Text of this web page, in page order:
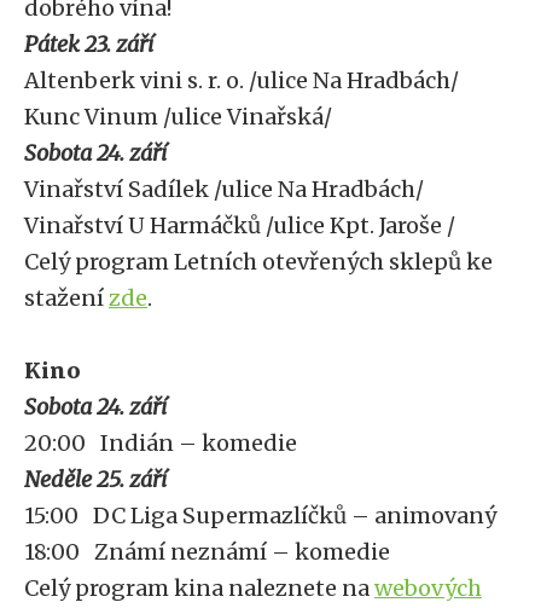
dobrého vína!
Pátek 23. září
Altenberk vini s. r. o. /ulice Na Hradbách/
Kunc Vinum /ulice Vinařská/
Sobota 24. září
Vinařství Sadílek /ulice Na Hradbách/
Vinařství U Harmáčků /ulice Kpt. Jaroše /
Celý program Letních otevřených sklepů ke
staženízde.
Kino
Sobota 24. září
20:00 Indián – komedie
Neděle 25. září
15:00 DC Liga Supermazlíčků – animovaný
18:00 Známí neznámí – komedie
Celý program kina naleznete nawebových